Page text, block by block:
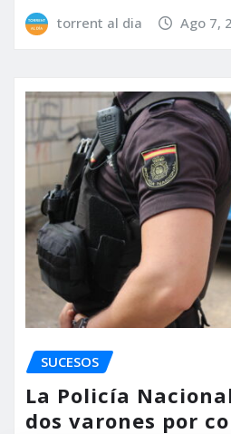
torrent al dia Ago 7,
SUCESOS
La Policía
dos varones por